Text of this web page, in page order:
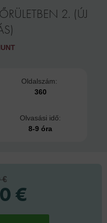
2. (ÚJ
Oldalszám:
360
Olvasási idő:
8-9 óra
€
€